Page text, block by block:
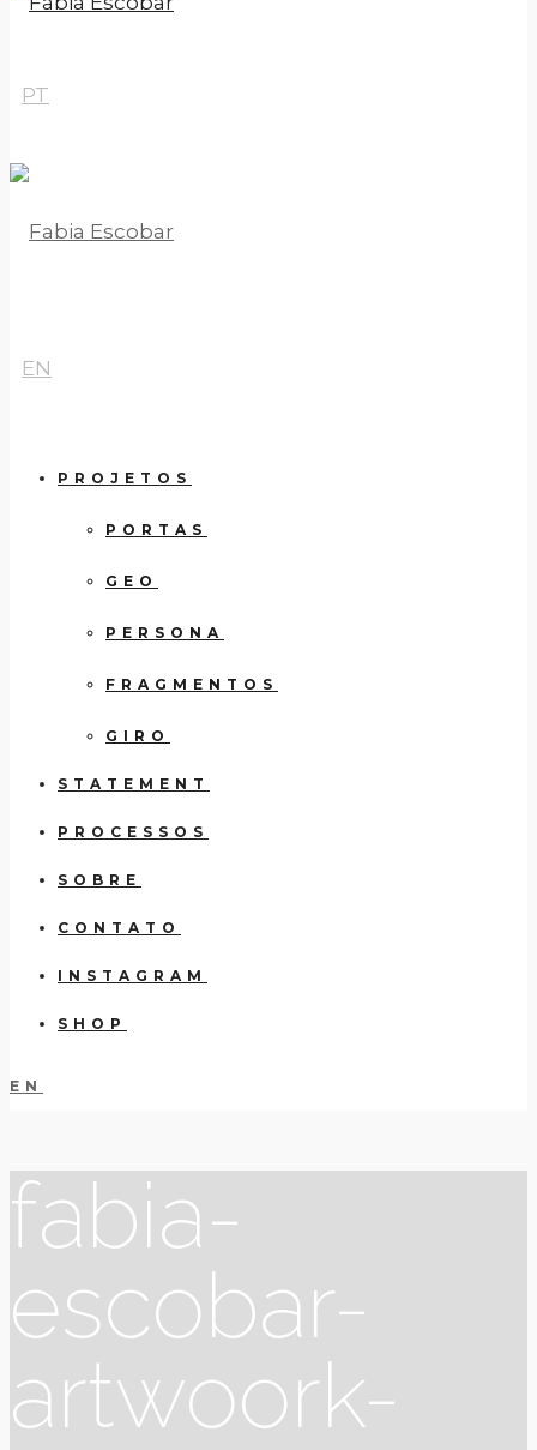
PT
EN
PROJETOS
PORTAS
GEO
PERSONA
FRAGMENTOS
GIRO
STATEMENT
PROCESSOS
SOBRE
CONTATO
INSTAGRAM
SHOP
EN
fabia-
escobar-
artwoork-